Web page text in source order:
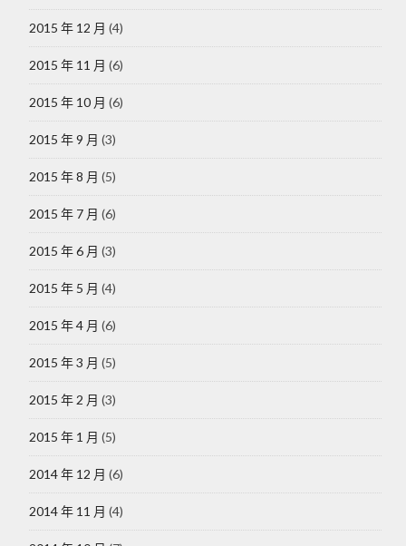
2015 年 12 月 (4)
2015 年 11 月 (6)
2015 年 10 月 (6)
2015 年 9 月 (3)
2015 年 8 月 (5)
2015 年 7 月 (6)
2015 年 6 月 (3)
2015 年 5 月 (4)
2015 年 4 月 (6)
2015 年 3 月 (5)
2015 年 2 月 (3)
2015 年 1 月 (5)
2014 年 12 月 (6)
2014 年 11 月 (4)